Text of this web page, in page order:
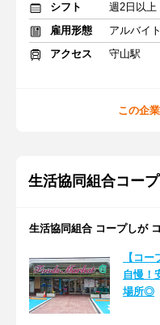
シフト
週2日以上
雇用形態
アルバイ
アクセス
守山駅
この企
生活協同組合コー
生活協同組合 コープしが
【コ
自慢！
場所◎